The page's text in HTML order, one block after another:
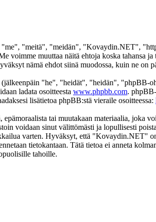
"meitä", "meidän", "Kovaydin.NET",
muuttaa näitä ehtoja koska tahansa
nämä ehdot siinä muodossa, kuin ne on
(jälkeenpäin "he", "heidät", "heidän",
ladata osoitteesta www.phpbb.com.
lisätietoa phpBB:stä vieraile osoitteessa:
epämoraalista tai muutakaan materiaalia,
voidaan sinut välittömästi ja lopullisesti
varten. Hyväksyt, että "Kovaydin.NET"
tietokantaan. Tätä tietoa ei anneta
tahoille.